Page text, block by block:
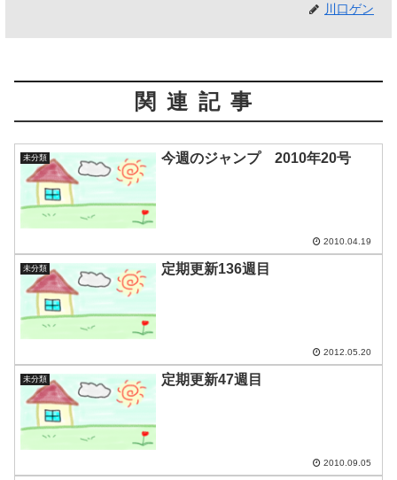
川口ゲン
関連記事
未分類 今週のジャンプ 2010年20号
2010.04.19
未分類 定期更新136週目
2012.05.20
未分類 定期更新47週目
2010.09.05